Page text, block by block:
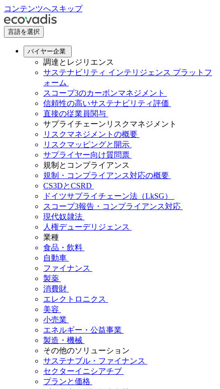
コンテンツへスキップ
言語を選択
バイヤー企業
調達とレジリエンス
サステナビリティ インテリジェンス プラットフ
ォーム
スコープ3のカーボンマネジメント
信頼性の高いサステナビリティ評価
直接の従業員関与
サプライチェーンリスクマネジメント
リスクマネジメントの概要
リスクマッピングと開示
サプライヤー向け質問票
規制とコンプライアンス
規制・コンプライアンス対応の概要
CS3DとCSRD
ドイツサプライチェーン法（LkSG）
スコープ3報告・コンプライアンス対応
現代奴隷法
人権デューデリジェンス
業種
食品・飲料
自動車
ファイナンス
製薬
消費財
エレクトロニクス
美容
小売業
エネルギー・公益事業
製造・機械
その他のソリューション
サステナブル・ファイナンス
セクターイニシアチブ
プランと価格